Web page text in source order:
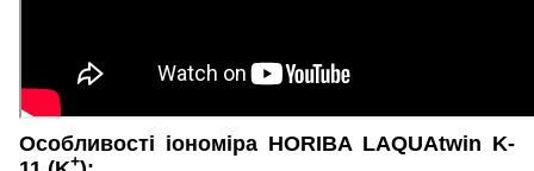
Особливості іономіра HORIBA LAQUAtwin K-
+